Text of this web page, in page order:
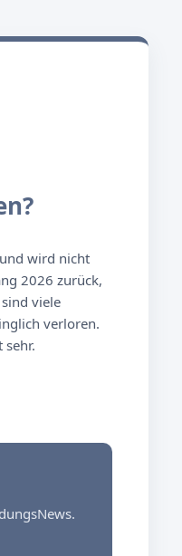
wird nicht
2026 zurück,
viele
verloren.